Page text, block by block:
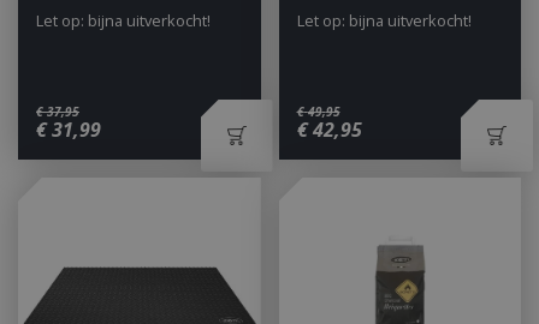
€ 37,95
€31,99
Let op: bijna uitverkocht!
€ 49,95
€ 42,95
Let op: bijna uitverkocht!
CookieScriptConsent
CookieScript
www.bbqkopen.nl